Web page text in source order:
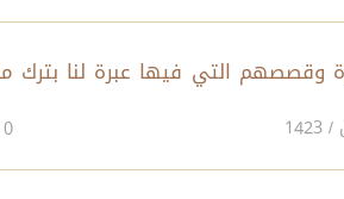
وقصصهم التي فيها عبرة لنا بترك
0